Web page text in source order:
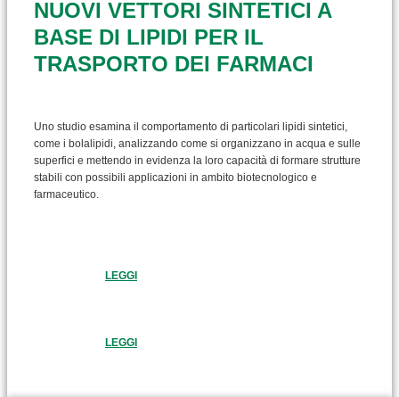
NUOVI VETTORI SINTETICI A
BASE DI LIPIDI PER IL
TRASPORTO DEI FARMACI
Uno studio esamina il comportamento di particolari lipidi sintetici,
come i bolalipidi, analizzando come si organizzano in acqua e sulle
superfici e mettendo in evidenza la loro capacità di formare strutture
stabili con possibili applicazioni in ambito biotecnologico e
farmaceutico.
LEGGI
LEGGI